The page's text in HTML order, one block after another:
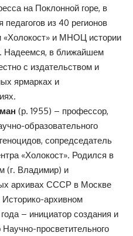
на Поклонной горе, в
из 40 регионов
«Холокост» и МНОЦ истории
Надеемся, в ближайшем
с издательством и
ярмарках и
(р. 1955) – профессор,
образовательного
сопредседатель
«Холокост». Родился в
(г. Владимир) и
архивах СССР в Москве
архивном
– инициатор создания и
просветительного